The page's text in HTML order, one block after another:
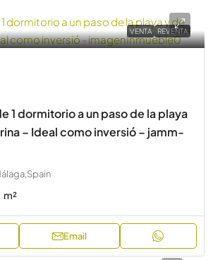
VENTA REVENTA
1 dormitorio a un paso de la playa
– Ideal como inversió – jamm-
m²
Email